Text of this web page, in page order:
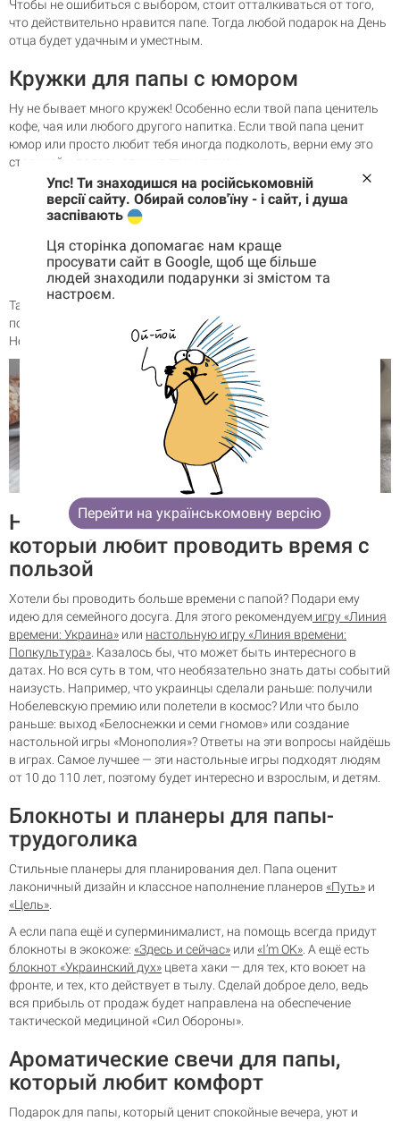
Чтобы не ошибиться с выбором, стоит отталкиваться от того,
что действительно нравится папе. Тогда любой подарок на День
отца будет удачным и уместным.
Кружки для папы с юмором
Ну не бывает много кружек! Особенно если твой папа ценитель
кофе, чая или любого другого напитка. Если твой папа ценит
юмор или просто любит тебя иногда подколоть, верни ему это
сторицей и подари одну из этих кружек:
«Недоброе утро»;
«День ног»;
«Мотивайшн»
«Задолбался»
«Вечно надутое»;
«Не падай крышей».
Так ты и рассмешишь родного человека, и подаришь полезный
подарок, который каждый день будет напоминать о тебе.
Неплохая идея, правда?
Настольные игры для папы,
который любит проводить время с
пользой
Хотели бы проводить больше времени с папой? Подари ему
идею для семейного досуга. Для этого рекомендуем игру «Линия
времени: Украина» или настольную игру «Линия времени:
Попкультура» . Казалось бы, что может быть интересного в
датах. Но вся суть в том, что необязательно знать даты событий
наизусть. Например, что украинцы сделали раньше: получили
Нобелевскую премию или полетели в космос? Или что было
раньше: выход «Белоснежки и семи гномов» или создание
настольной игры «Монополия»? Ответы на эти вопросы найдёшь
в играх. Самое лучшее — эти настольные игры подходят людям
от 10 до 110 лет, поэтому будет интересно и взрослым, и детям.
Блокноты и планеры для папы-
трудоголика
Стильные планеры для планирования дел. Папа оценит
лаконичный дизайн и классное наполнение планеров «Путь» и
«Цель»
А если папа ещё и суперминималист, на помощь всегда придут
блокноты в экокоже: «Здесь и сейчас» или «I’m OK» . А ещё есть
блокнот «Украинский дух» цвета хаки — для тех, кто воюет на
фронте, и тех, кто действует в тылу. Сделай доброе дело, ведь
вся прибыль от продаж будет направлена на обеспечение
тактической медициной «Сил Обороны».
Ароматические свечи для папы,
который любит комфорт
Подарок для папы, который ценит спокойные вечера, уют и
Упс! Ти знаходишся на російськомовній
версії сайту. Обирай солов'їну - і сайт, і душа
заспівають
Ця сторінка допомагає нам краще
просувати сайт в Google, щоб ще більше
людей знаходили подарунки зі змістом та
настроєм.
Перейти на українськомовну версію
Корзина 0 товары
Корзина пуста